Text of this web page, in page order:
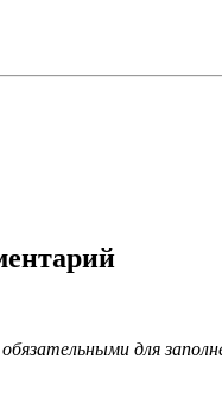
обязательными для